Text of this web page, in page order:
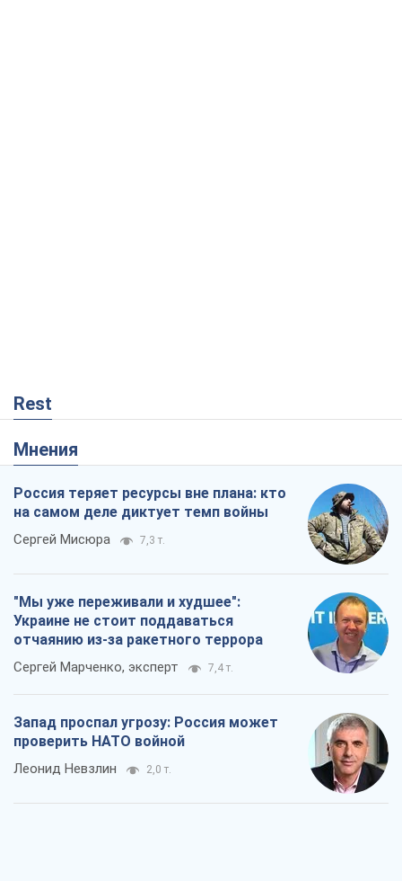
Rest
Мнения
Россия теряет ресурсы вне плана: кто
на самом деле диктует темп войны
Сергей Мисюра 7,3 т.
"Мы уже переживали и худшее":
Украине не стоит поддаваться
отчаянию из-за ракетного террора
Сергей Марченко, эксперт 7,4 т.
Запад проспал угрозу: Россия может
проверить НАТО войной
Леонид Невзлин 2,0 т.